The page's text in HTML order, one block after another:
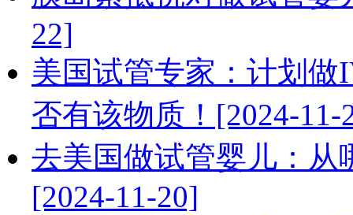
22]
美国试管专家：计划
否有该物质！[2024-11-
去美国做试管婴儿：从
[2024-11-20]